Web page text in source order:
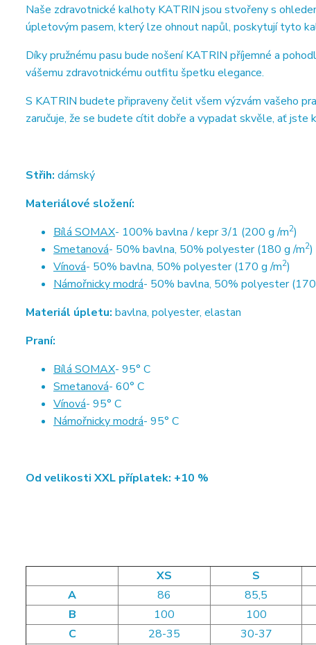
Naše zdravotnické kalhoty KATRIN jsou stvořeny s
úpletovým pasem, který lze ohnout napůl, poskytují tyto
Díky pružnému pasu bude nošení KATRIN příjemné a
vášemu zdravotnickému outfitu špetku elegance.
S KATRIN budete připraveny čelit všem výzvám vašeho
zaručuje, že se budete cítit dobře a vypadat skvěle, ať jste
Střih: dámský
Materiálové složení:
Bílá SOMAX- 100% bavlna / kepr 3/1 (200 g /m2)
Smetanová- 50% bavlna, 50% polyester (180 g /m2)
Vínová- 50% bavlna, 50% polyester (170 g /m2)
Námořnicky modrá- 50% bavlna, 50% polyester
Materiál úpletu: bavlna, polyester, elastan
Praní:
Bílá SOMAX- 95° C
Smetanová- 60° C
Vínová- 95° C
Námořnicky modrá- 95° C
Od velikosti XXL příplatek: +10 %
XS S
A
86 85,5
B
100 100
C
28-35 30-37